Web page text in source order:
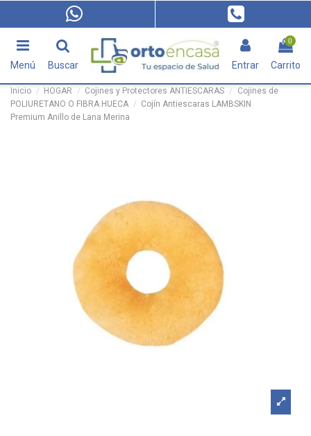
Menú Buscar Entrar
0
Carrito
Inicio HOGAR Cojines y Protectores ANTIESCARAS
Cojines de
POLIURETANO O FIBRA HUECA
Cojín Antiescaras LAMBSKIN
Premium Anillo de Lana Merina